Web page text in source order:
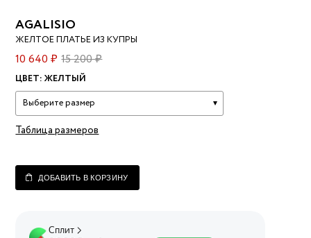
AGALISIO
ЖЕЛТОЕ ПЛАТЬЕ ИЗ КУПРЫ
10 640 ₽ 15 200 ₽
ЦВЕТ:ЖЕЛТЫЙ
Выберите размер
Таблица размеров
ДОБАВИТЬ В КОРЗИНУ